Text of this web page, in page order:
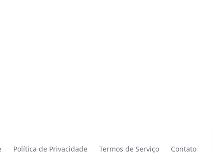
Política de Privacidade Termos de Serviço Contato